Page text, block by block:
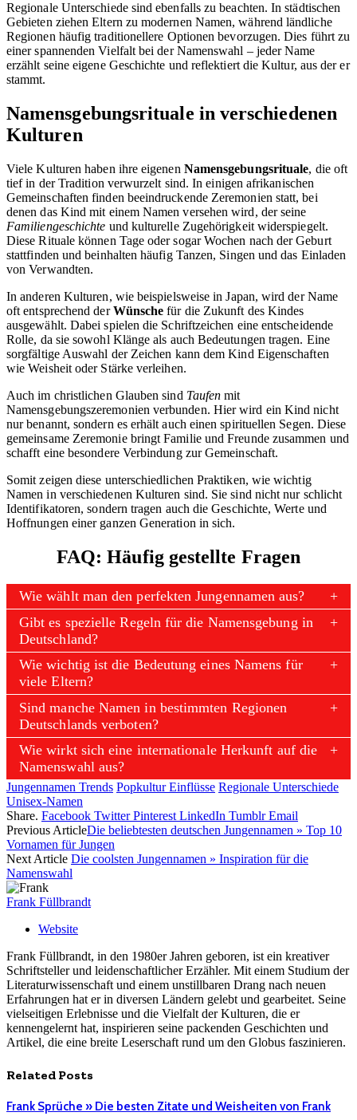
Regionale Unterschiede sind ebenfalls zu beachten. In städtischen
Gebieten ziehen Eltern zu modernen Namen, während ländliche
Regionen häufig traditionellere Optionen bevorzugen. Dies führt zu
einer spannenden Vielfalt bei der Namenswahl – jeder Name
erzählt seine eigene Geschichte und reflektiert die Kultur, aus der er
stammt.
Namensgebungsrituale in verschiedenen
Kulturen
Viele Kulturen haben ihre eigenen Namensgebungsrituale, die oft
tief in der Tradition verwurzelt sind. In einigen afrikanischen
Gemeinschaften finden beeindruckende Zeremonien statt, bei
denen das Kind mit einem Namen versehen wird, der seine
Familiengeschichte und kulturelle Zugehörigkeit widerspiegelt.
Diese Rituale können Tage oder sogar Wochen nach der Geburt
stattfinden und beinhalten häufig Tanzen, Singen und das Einladen
von Verwandten.
In anderen Kulturen, wie beispielsweise in Japan, wird der Name
oft entsprechend derWünsche für die Zukunft des Kindes
ausgewählt. Dabei spielen die Schriftzeichen eine entscheidende
Rolle, da sie sowohl Klänge als auch Bedeutungen tragen. Eine
sorgfältige Auswahl der Zeichen kann dem Kind Eigenschaften
wie Weisheit oder Stärke verleihen.
Auch im christlichen Glauben sind Taufen mit
Namensgebungszeremonien verbunden. Hier wird ein Kind nicht
nur benannt, sondern es erhält auch einen spirituellen Segen. Diese
gemeinsame Zeremonie bringt Familie und Freunde zusammen und
schafft eine besondere Verbindung zur Gemeinschaft.
Somit zeigen diese unterschiedlichen Praktiken, wie wichtig
Namen in verschiedenen Kulturen sind. Sie sind nicht nur schlicht
Identifikatoren, sondern tragen auch die Geschichte, Werte und
Hoffnungen einer ganzen Generation in sich.
FAQ: Häufig gestellte Fragen
Wie wählt man den perfekten Jungennamen aus?
Gibt es spezielle Regeln für die Namensgebung in
Deutschland?
Wie wichtig ist die Bedeutung eines Namens für
viele Eltern?
Sind manche Namen in bestimmten Regionen
Deutschlands verboten?
Wie wirkt sich eine internationale Herkunft auf die
Namenswahl aus?
Jungennamen Trends Popkultur Einflüsse Regionale Unterschiede
Unisex-Namen
Share. Facebook Twitter Pinterest LinkedIn Tumblr Email
Previous ArticleDie beliebtesten deutschen Jungennamen » Top 10
Vornamen für Jungen
Next Article Die coolsten Jungennamen » Inspiration für die
Namenswahl
Frank Füllbrandt
Website
Frank Füllbrandt, in den 1980er Jahren geboren, ist ein kreativer
Schriftsteller und leidenschaftlicher Erzähler. Mit einem Studium der
Literaturwissenschaft und einem unstillbaren Drang nach neuen
Erfahrungen hat er in diversen Ländern gelebt und gearbeitet. Seine
vielseitigen Erlebnisse und die Vielfalt der Kulturen, die er
kennengelernt hat, inspirieren seine packenden Geschichten und
Artikel, die eine breite Leserschaft rund um den Globus faszinieren.
Related Posts
Frank Sprüche » Die besten Zitate und Weisheiten von Frank